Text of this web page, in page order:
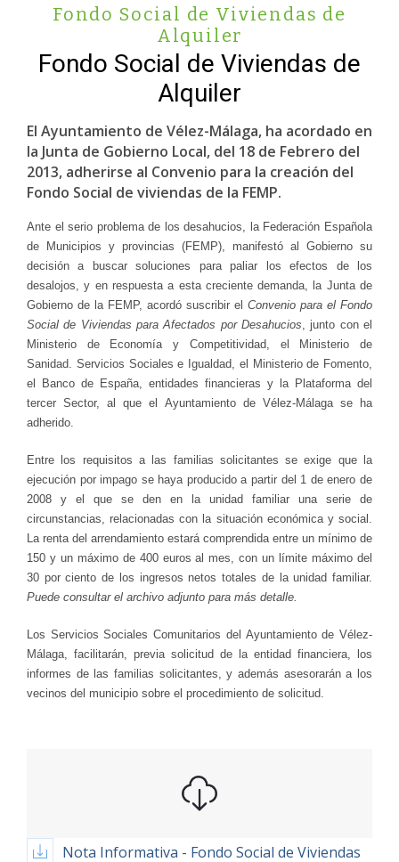
Fondo Social de Viviendas de
Alquiler
Fondo Social de Viviendas de
Alquiler
El Ayuntamiento de Vélez-Málaga, ha acordado en
la Junta de Gobierno Local, del 18 de Febrero del
2013, adherirse al Convenio para la creación del
Fondo Social de viviendas de la FEMP.
Ante el serio problema de los desahucios, la Federación Española
de Municipios y provincias (FEMP), manifestó al Gobierno su
decisión a buscar soluciones para paliar los efectos de los
desalojos, y en respuesta a esta creciente demanda, la Junta de
Gobierno de la FEMP, acordó suscribir el Convenio para el Fondo
Social de Viviendas para Afectados por Desahucios, junto con el
Ministerio de Economía y Competitividad, el Ministerio de
Sanidad. Servicios Sociales e Igualdad, el Ministerio de Fomento,
el Banco de España, entidades financieras y la Plataforma del
tercer Sector, al que el Ayuntamiento de Vélez-Málaga se ha
adherido.
Entre los requisitos a las familias solicitantes se exige que la
ejecución por impago se haya producido a partir del 1 de enero de
2008 y el que se den en la unidad familiar una serie de
circunstancias, relacionadas con la situación económica y social.
La renta del arrendamiento estará comprendida entre un mínimo de
150 y un máximo de 400 euros al mes, con un límite máximo del
30 por ciento de los ingresos netos totales de la unidad familiar.
Puede consultar el archivo adjunto para más detalle.
Los Servicios Sociales Comunitarios del Ayuntamiento de Vélez-
Málaga, facilitarán, previa solicitud de la entidad financiera, los
informes de las familias solicitantes, y además asesorarán a los
vecinos del municipio sobre el procedimiento de solicitud.
Nota Informativa - Fondo Social de Viviendas